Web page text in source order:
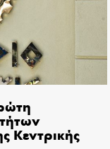
Κεντρικής